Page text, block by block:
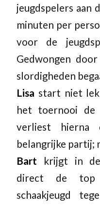
jeugdspelers aan
minuten per
voor de
Gedwongen
slordigheden
Lisa start niet
het toernooi de
verliest hierna
belangrijke partij;
Bart
krijgt in
direct de top
schaakjeugd